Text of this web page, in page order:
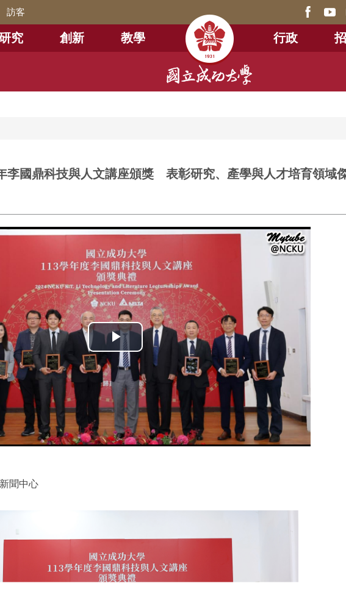
訪客
究 創新 教學 行政
年李國鼎科技與人文講座頒獎 表彰研究、產學與人才培育領域
聞中心